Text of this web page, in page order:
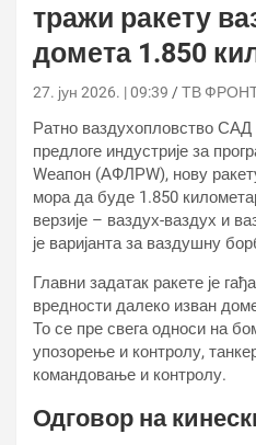
тражи ракету
домета 1.850
27. јун 2026. | 09:39 ТВ
Ратно ваздухопловство САД
предлоге индустрије за
Wеапон (АФЛРW), нову
мора да буде 1.850
верзије – ваздух-ваздух и
је варијанта за ваздушну
Главни задатак ракете је
вредности далеко изван
То се пре свега односи на
упозорење и контролу,
командовање и контролу.
Одговор на